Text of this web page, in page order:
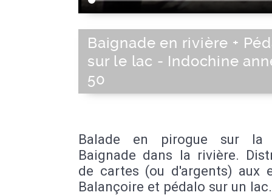
Baignade en rivière +
sur le lac - Indochine
50
Balade en pirogue sur la
Baignade dans la rivière.
de cartes (ou d'argents) aux
Balançoire et pédalo sur un lac.